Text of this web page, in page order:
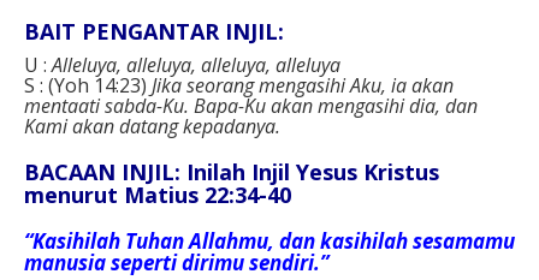
BAIT PENGANTAR INJIL:
U :Alleluya, alleluya, alleluya, alleluya
S : (Yoh 14:23) Jika seorang mengasihi Aku, ia akan
mentaati sabda-Ku. Bapa-Ku akan mengasihi dia, dan
Kami akan datang kepadanya.
BACAAN INJIL: Inilah Injil Yesus Kristus
menurut Matius 22:34-40
“Kasihilah Tuhan Allahmu, dan kasihilah sesamamu
manusia seperti dirimu sendiri.”